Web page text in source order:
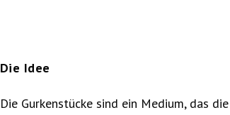
Die Idee
Die Gurkenstücke sind ein Medium, das